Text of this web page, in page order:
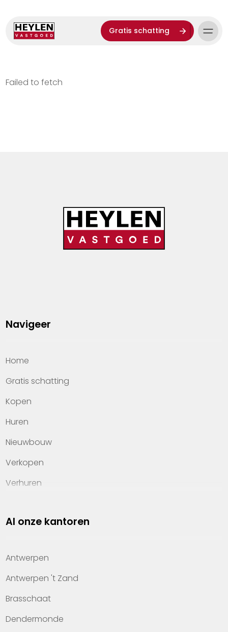
Gratis schatting
Failed to fetch
Navigeer
Home
Gratis schatting
Kopen
Huren
Nieuwbouw
Verkopen
Verhuren
Property management
Kennis van wonen
Kantoren
Veelgestelde vragen
Werken bij Heylen Vastgoed
Al onze kantoren
Antwerpen
Antwerpen 't Zand
Brasschaat
Dendermonde